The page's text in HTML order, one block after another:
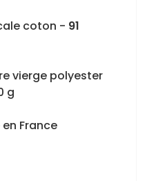
coton - 91
vierge polyester
g
France